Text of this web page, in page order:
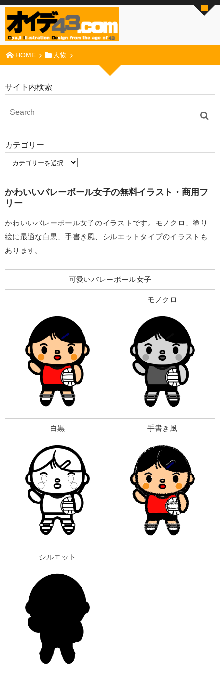
HOME 人物
サイト内検索
カテゴリー
かわいいバレーボール女子の無料イラスト・商用フ
リー
かわいいバレーボール女子のイラストです。モノクロ、塗り
絵に最適な白黒、手書き風、シルエットタイプのイラストも
あります。
可愛いバレーボール女子
モノクロ
白黒 手書き風
シルエット